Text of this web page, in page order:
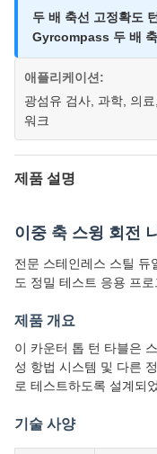
두 배 축선 고정확도
Gyrcompass 두 배
애플리케이션:
광섬유 검사, 과학, 의
워크
제품 설명
이중 축 스윙 회전
전문 스테인레스 스틸 듀
도 정밀 테스트 응용 프로
제품 개요
이 카운터 톱 턴 타블은
성 항법 시스템 및 다른
로 테스트하도록 설계되
기술 사양